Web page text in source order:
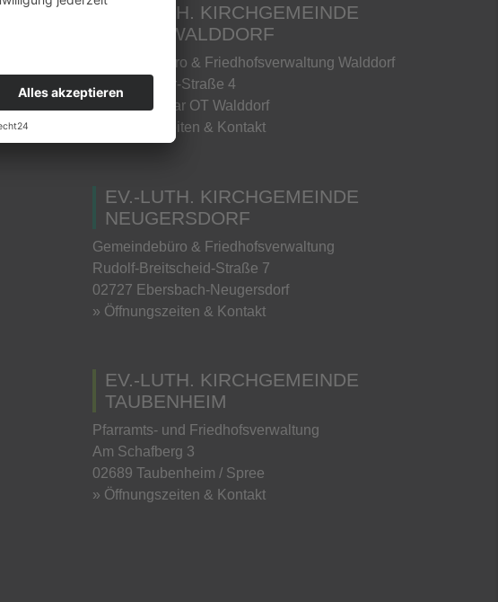
EV.-LUTH. KIRCHGEMEINDE
EIBAU-WALDDORF
Gemeindebüro & Friedhofsverwaltung Walddorf
Martin-Luther-Straße 4
02739 Kottmar OT Walddorf
» Öffnungszeiten & Kontakt
EV.-LUTH. KIRCHGEMEINDE
NEUGERSDORF
Gemeindebüro & Friedhofsverwaltung
Rudolf-Breitscheid-Straße 7
02727 Ebersbach-Neugersdorf
» Öffnungszeiten & Kontakt
EV.-LUTH. KIRCHGEMEINDE
TAUBENHEIM
Pfarramts- und Friedhofsverwaltung
Am Schafberg 3
02689 Taubenheim / Spree
» Öffnungszeiten & Kontakt